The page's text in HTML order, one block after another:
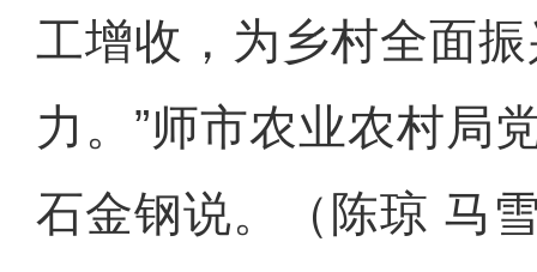
工增收，为乡村全面
力。”师市农业农村局
石金钢说。（陈琼 马